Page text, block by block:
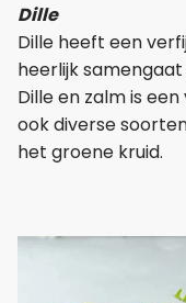
Dille
Dille heeft een
heerlijk
Dille en zalm is
ook diverse
het groene kruid.